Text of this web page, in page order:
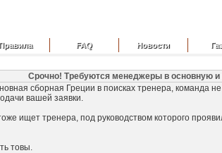
Правила FAQ Новости
Срочно! Требуются менеджеры в основную
сборная Греции в поисках тренера, команда
вашей заявки.
ищет тренера, под руководством которого
товы.